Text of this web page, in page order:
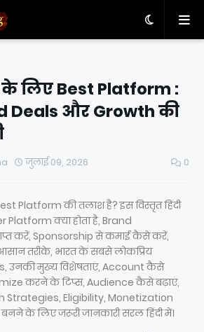
लिए Best Platform :
Deals और Growth की
जुलाई 09, 2026 0
Platform की तलाश है? इस विस्तृत हिंदी
Platform क्या होता है, Brand
करें, Sponsorship से कमाई कैसे करें,
तरीके, भारत के सबसे लोकप्रिय
उनकी मुख्य विशेषताएं, Account कैसे
करने के टिप्स, Audience कैसे बढ़ाएं,
Strategies, Eligibility, Monetization
के लिए जरूरी जानकारी सरल हिंदी में।